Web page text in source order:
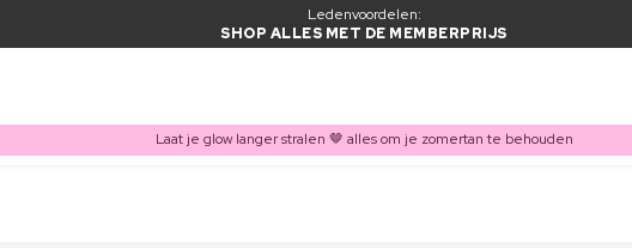
Ledenvoordelen:
SHOP ALLES MET DE MEMBERPRIJS
Laat je glow langer stralen 🤎 alles om je zomertan te behouden